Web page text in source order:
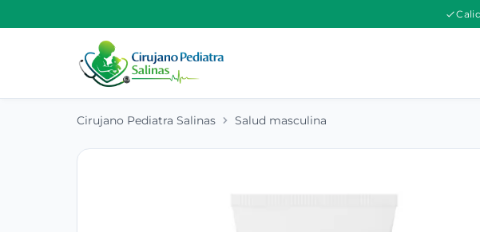
Cirujano Pediatra Salinas Salud masculina